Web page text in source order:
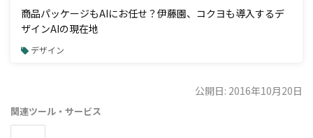
商品パッケージもAIにお任せ？伊藤園、コクヨも導入するデ
ザインAIの現在地
デザイン
公開日: 2016年10月20日
関連ツール・サービス